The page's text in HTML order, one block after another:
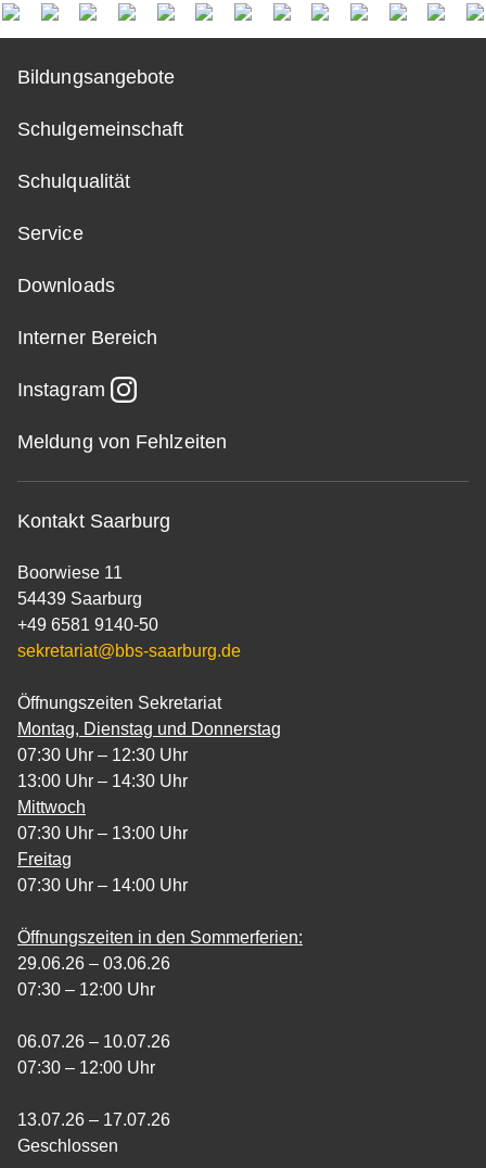
Bildungsangebote
Schulgemeinschaft
Schulqualität
Service
Downloads
Interner Bereich
Instagram
Meldung von Fehlzeiten
Kontakt Saarburg
Boorwiese 11
54439 Saarburg
+49 6581 9140-50
sekretariat@bbs-saarburg.de
Öffnungszeiten Sekretariat
Montag, Dienstag und Donnerstag
07:30 Uhr – 12:30 Uhr
13:00 Uhr – 14:30 Uhr
Mittwoch
07:30 Uhr – 13:00 Uhr
Freitag
07:30 Uhr – 14:00 Uhr
Öffnungszeiten in den Sommerferien:
29.06.26 – 03.06.26
07:30 – 12:00 Uhr
06.07.26 – 10.07.26
07:30 – 12:00 Uhr
13.07.26 – 17.07.26
Geschlossen